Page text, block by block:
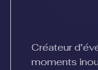
Créateur
moments